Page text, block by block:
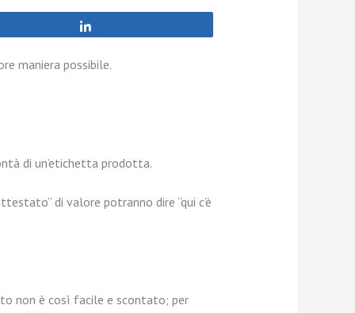
maniera possibile.
di un’etichetta prodotta.
di valore potranno dire “qui c’è
non è così facile e scontato; per